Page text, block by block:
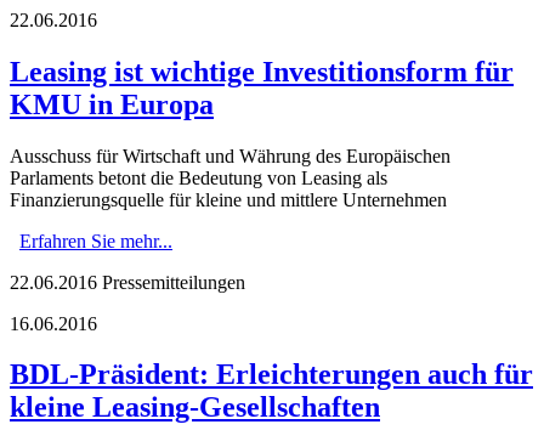
22.06.2016
Leasing ist wichtige Investitionsform für
KMU in Europa
Ausschuss für Wirtschaft und Währung des Europäischen
Parlaments betont die Bedeutung von Leasing als
Finanzierungsquelle für kleine und mittlere Unternehmen
Erfahren Sie mehr...
22.06.2016 Pressemitteilungen
16.06.2016
BDL-Präsident: Erleichterungen auch für
kleine Leasing-Gesellschaften